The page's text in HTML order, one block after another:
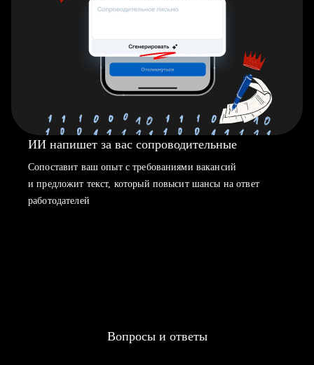
ИИ напишет за вас сопроводительные
Сопоставит ваш опыт с требованиями вакансий
и предложит текст, который повысит шансы на ответ
работодателей
Вопросы и ответы